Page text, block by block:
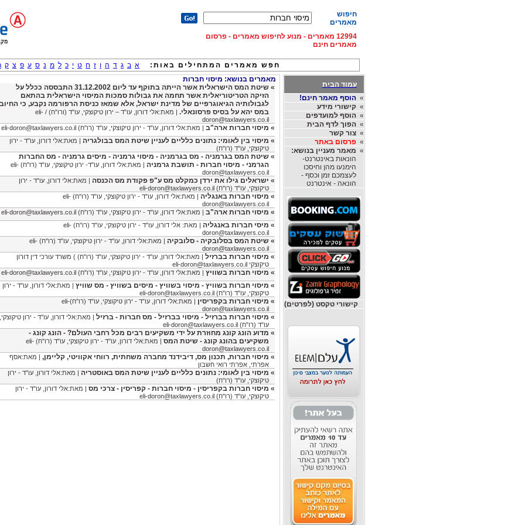
חיפוש
מאמרים
12994 מאמרים - מנוע לחיפוש מאמרים - פרסום
מאמרים חינם
חפש מאמרים המתחילים באות: א ב ג ד ה ו ז ח ט י כ ל מ נ ס ע פ צ ק
עמוד הבית
»הוסף מאמר חינם!
»קישורי מידע
»הוסף למועדפים
»הפוך לדף הבית
»צור קשר
»פרסום באתר
» מאמר מעניין בנושא:
הונאות באינטרנט-
הימנעו מהן וחיסכו
לעצמכם זמן וכסף -
הונאה - אינטרנט
קישורי טקסט (לפרטים)
מאמרים בנושא: מיסוי חברות
»
שיטת המס הישראלית אשר הייתה בתוקף עד ליום 31.12.2002 התבססה ככלל על
הזיקה הטריטוריאלית אשר תחמה את גבולות סמכות המיסוי הישראלית בהתאם
לגבולותיה הגיאוגרפיים של מדינת ישראל, אלא שמאז כניסת הרפורמה נקבע, כי החיוב
במס יהא על בסיס פרסונאלי. | מאת:אלי דורון, עו"ד – ירון טיקוצקי, עו"ד (ורו"ח) / eli-
doron@taxlawyers.co.il
» מיסוי חברות ארה"ב | מאת:אלי דורון, עו"ד - ירון טיקוצקי, עו"ד (רו"ח) eli-doron@taxlawyers.co.il
» מיסוי בין לאומי: נתונים כלליים לעניין שיטת המס בבולגריה | מאת:אלי דורון, עו"ד - ירון
טיקוצקי, עו"ד (רו"ח)
» שיטת המס בגרמניה - מס בגרמניה - מיסוי גרמניה - מיסים גרמניה - מס החברות
הגרמני - מיסוי חברות - תושבת גרמניה | מאת:אלי דורון, עו"ד- ירון טיקוצקי, עו"ד (רו"ח) eli-
doron@taxlawyers.co.il
» ישראלים גילו את ירדן כמקלט מס ע"פ פקודת מס הכנסה | מאת:אלי דורון, עו"ד - ירון
טיקוצקי, עו"ד (רו"ח) eli-doron@taxlawyers.co.il
» מיסוי חברות באנגליה | מאת:אלי דורון, עו"ד - ירון טיקוצקי, עו"ד (רו"ח) eli-
doron@taxlawyers.co.il
» מיסוי חברות ארה"ב | מאת:אלי דורון, עו"ד - ירון טיקוצקי, עו"ד (רו"ח) eli-doron@taxlawyers.co.il
» מיסי חברות באנגליה | מאת: אלי דורון, עו"ד - ירון טיקוצקי, עו"ד (רו"ח) eli-
doron@taxlawyers.co.il
» שיטת המס בסלובקיה - סלובקיה | מאת:אלי דורון, עו"ד - ירון טיקוצקי, עו"ד (רו"ח) eli-
doron@taxlawyers.co.il
» מיסוי חברות בברזיל | מאת:אלי דורון, עו"ד - ירון טיקוצקי, עו"ד (רו"ח) ) משרד עורכי דין דורון
טיקוצקי eli-doron@taxlawyers.co.il
» מיסוי חברות בשוויץ | מאת:אלי דורון, עו"ד - ירון טיקוצקי, עו"ד (רו"ח) eli-doron@taxlawyers.co.il
» מיסוי חברות בשוויץ - מיסוי בשוויץ - מיסים בשוויץ - מס שוויץ | מאת:אלי דורון, עו"ד - ירון
טיקוצקי, עו"ד (רו"ח) eli-doron@taxlawyers.co.il
» מיסוי חברות בקפריסין | מאת:אלי דורון, עו"ד - ירון טיקוצקי, עו"ד (רו"ח)eli-
doron@taxlawyers.co.il
» מיסוי חברות בברזיל - מיסוי בברזיל - מס חברות - ברזיל | מאת:אלי דורון, עו"ד - ירון טיקוצקי,
עו"ד (רו"ח) eli-doron@taxlawyers.co.il
» מדוע הונג קונג מחוזרת על ידי משקיעים רבים מכל רחבי העולם? - הונג קונג -
משקיעים בהונג קונג - שיטת המס | מאת:אלי דורון, עו"ד - ירון טיקוצקי, עו"ד (רו"ח) eli-
doron@taxlawyers.co.il
» מיסוי חברות, תכנון מס, דיבידנד מחברה משחתית, רווחי אקוויטי, קליימן, | מאת:אסף
אפרתי, אפרתי רואי חשבון
» מיסוי בין לאומי: נתונים כלליים לעניין שיטת המס באוסטריה | מאת:אלי דורון, עו"ד - ירון
טיקוצקי, עו"ד (רו"ח)
» מיסוי חברות בקפריסין - מיסוי חברות - קפריסין - צרכי מס | מאת:אלי דורון, עו"ד - ירון
טיקוצקי, עו"ד (רו"ח) eli-doron@taxlawyers.co.il